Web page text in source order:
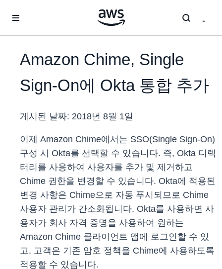
Amazon Chime, Single
Sign-On에 Okta 통합 추가
게시된 날짜: 2018년 8월 1일
이제 Amazon Chime에서는 SSO(Single Sign-On)
구성 시 Okta를 선택할 수 있습니다. 즉, Okta 디렉
터리를 사용하여 사용자를 추가 및 제거하고
Chime 권한을 변경할 수 있습니다. Okta에 적용된
변경 사항은 Chime으로 자동 푸시되므로 Chime
사용자 관리가 간소화됩니다. Okta를 사용하면 사
용자가 회사 자격 증명을 사용하여 원하는
Amazon Chime 클라이언트 앱에 로그인할 수 있
고, 고객은 기존 암호 정책을 Chime에 사용하도록
적용할 수 있습니다.